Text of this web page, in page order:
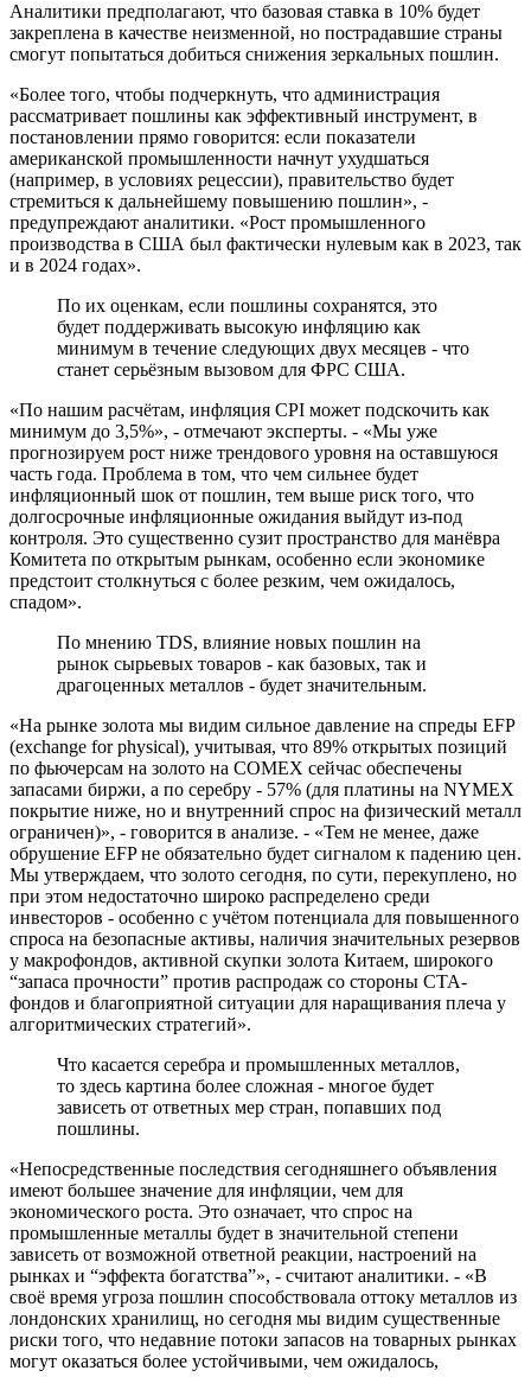
Аналитики предполагают, что базовая ставка в 10% будет
закреплена в качестве неизменной, но пострадавшие страны
смогут попытаться добиться снижения зеркальных пошлин.
«Более того, чтобы подчеркнуть, что администрация
рассматривает пошлины как эффективный инструмент, в
постановлении прямо говорится: если показатели
американской промышленности начнут ухудшаться
(например, в условиях рецессии), правительство будет
стремиться к дальнейшему повышению пошлин», -
предупреждают аналитики. «Рост промышленного
производства в США был фактически нулевым как в 2023, так
и в 2024 годах».
По их оценкам, если пошлины сохранятся, это
будет поддерживать высокую инфляцию как
минимум в течение следующих двух месяцев - что
станет серьёзным вызовом для ФРС США.
«По нашим расчётам, инфляция CPI может подскочить как
минимум до 3,5%», - отмечают эксперты. - «Мы уже
прогнозируем рост ниже трендового уровня на оставшуюся
часть года. Проблема в том, что чем сильнее будет
инфляционный шок от пошлин, тем выше риск того, что
долгосрочные инфляционные ожидания выйдут из-под
контроля. Это существенно сузит пространство для манёвра
Комитета по открытым рынкам, особенно если экономике
предстоит столкнуться с более резким, чем ожидалось,
спадом».
По мнению TDS, влияние новых пошлин на
рынок сырьевых товаров - как базовых, так и
драгоценных металлов - будет значительным.
«На рынке золота мы видим сильное давление на спреды EFP
(exchange for physical), учитывая, что 89% открытых позиций
по фьючерсам на золото на COMEX сейчас обеспечены
запасами биржи, а по серебру - 57% (для платины на NYMEX
покрытие ниже, но и внутренний спрос на физический металл
ограничен)», - говорится в анализе. - «Тем не менее, даже
обрушение EFP не обязательно будет сигналом к падению цен.
Мы утверждаем, что золото сегодня, по сути, перекуплено, но
при этом недостаточно широко распределено среди
инвесторов - особенно с учётом потенциала для повышенного
спроса на безопасные активы, наличия значительных резервов
у макрофондов, активной скупки золота Китаем, широкого
“запаса прочности” против распродаж со стороны CTA-
фондов и благоприятной ситуации для наращивания плеча у
алгоритмических стратегий».
Что касается серебра и промышленных металлов,
то здесь картина более сложная - многое будет
зависеть от ответных мер стран, попавших под
пошлины.
«Непосредственные последствия сегодняшнего объявления
имеют большее значение для инфляции, чем для
экономического роста. Это означает, что спрос на
промышленные металлы будет в значительной степени
зависеть от возможной ответной реакции, настроений на
рынках и “эффекта богатства”», - считают аналитики. - «В
своё время угроза пошлин способствовала оттоку металлов из
лондонских хранилищ, но сегодня мы видим существенные
риски того, что недавние потоки запасов на товарных рынках
могут оказаться более устойчивыми, чем ожидалось,